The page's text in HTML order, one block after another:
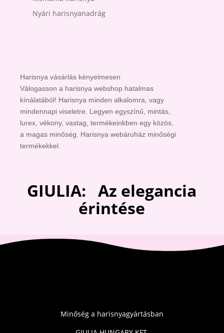
Nyári harisnyanadrág
Harisnya vásárlás kényelmesen
Válogasson a harisnya webshop hatalmas
kínálatából! Harisnya minden alkalomra, vagy
mindennapi viseletre. Legyen egyszínű, mintás,
lurex, vékony, vastag, termékeinkben egy közös,
a magas minőség. Harisnya webáruház minőségi
termékekkel.
GIULIA: Az elegancia
érintése
Minőség a harisnyagyártásban